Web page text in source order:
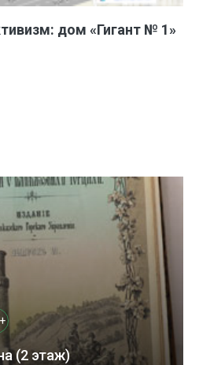
дом «Гигант № 1»
(2 этаж)